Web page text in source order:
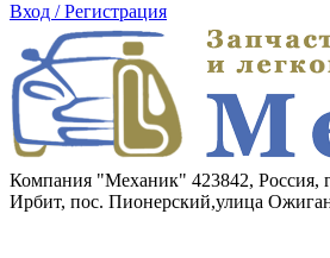
Вход / Регистрация
Компания "Механик" 423842, Россия,
Ирбит, пос. Пионерский,улица